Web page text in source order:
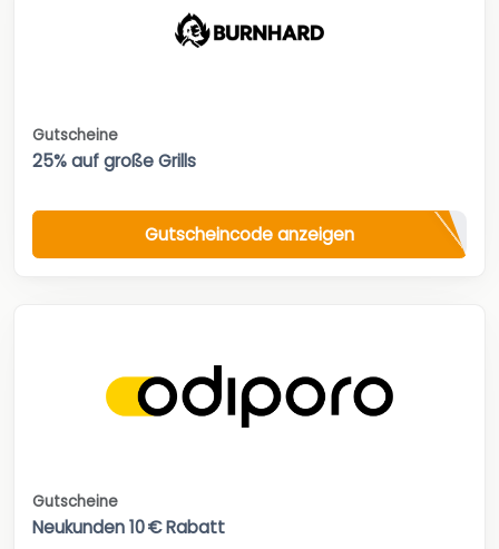
Gutscheine
25% auf große Grills
Gutscheincode anzeigen
Gutscheine
Neukunden 10 € Rabatt